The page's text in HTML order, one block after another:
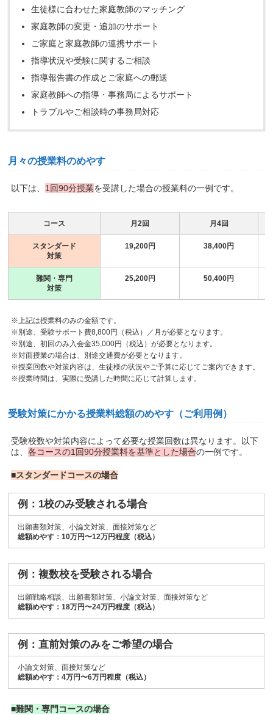
生徒様に合わせた家庭教師のマッチング
家庭教師の変更・追加のサポート
ご家庭と家庭教師の連携サポート
指導状況や受験に関するご相談
指導報告書の作成とご家庭への郵送
家庭教師への指導・事務局によるサポート
トラブルやご相談時の事務局対応
月々の授業料のめやす
以下は、 1回90分授業を受講した場合の授業料の一例です。
コース 月2回 月4回
スタンダード
対策
19,200円 38,400円
難関・専門
対策
25,200円 50,400円
※上記は授業料のみの金額です。
※別途、受験サポート費8,800円（税込）／月が必要となります。
※別途、初回のみ入会金35,000円（税込）が必要となります。
※対面授業の場合は、別途交通費が必要となります。
※授業回数や対策内容は、生徒様の状況やご予算に応じてご案内できます。
※授業時間は、実際に受講した時間に応じて計算します。
受験対策にかかる授業料総額のめやす（ご利用例）
受験校数や対策内容によって必要な授業回数は異なります。以下
は、各コースの1回90分授業料を基準とした場合の一例です。
■スタンダードコースの場合
例：1校のみ受験される場合
出願書類対策、小論文対策、面接対策など
総額めやす：10万円〜12万円程度（税込）
例：複数校を受験される場合
出願戦略相談、出願書類対策、小論文対策、面接対策など
総額めやす：18万円〜24万円程度（税込）
例：直前対策のみをご希望の場合
小論文対策、面接対策など
総額めやす：4万円〜6万円程度（税込）
■難関・専門コースの場合